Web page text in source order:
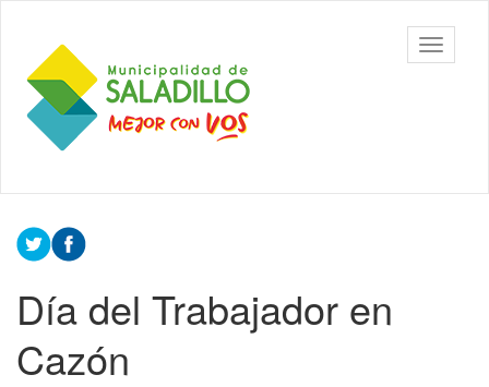
contenido
principal
Municipalidad
de Saladillo
barra
Contenido
principal
Día del Trabajador en
Cazón